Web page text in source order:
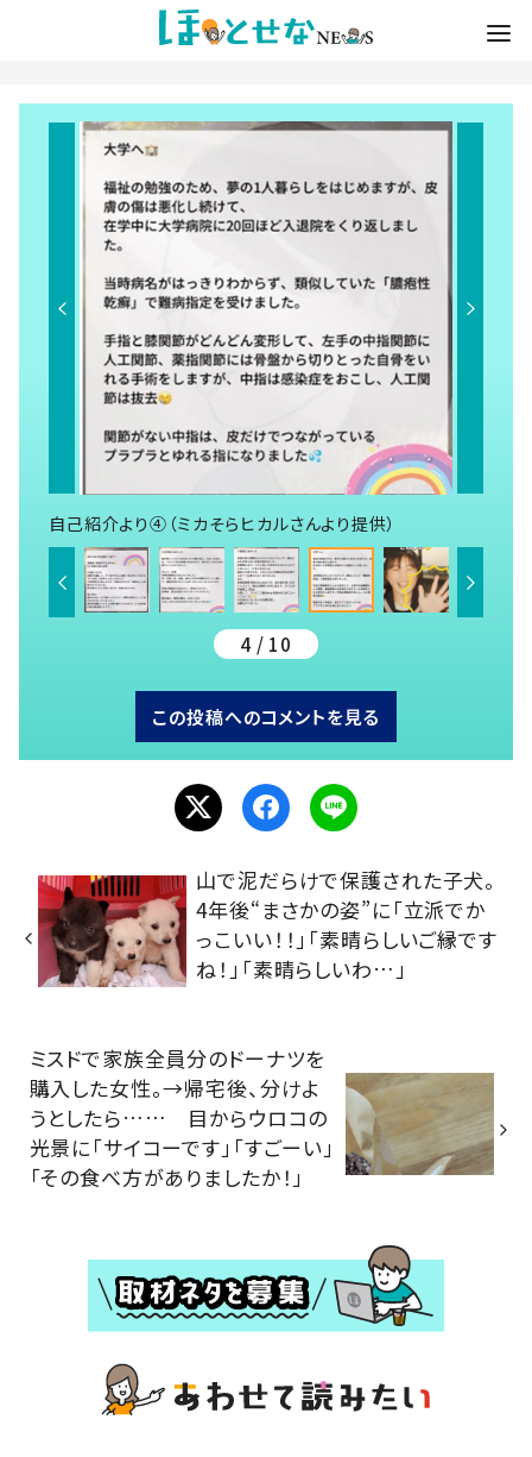
自己紹介より④（ミカそらヒカルさんより提供）
4 / 10
この投稿へのコメントを見る
山で泥だらけで保護された子犬。
4年後“まさかの姿”に「立派でか
っこいい！！」「素晴らしいご縁です
ね！」「素晴らしいわ…」
ミスドで家族全員分のドーナツを
購入した女性。→帰宅後、分けよ
うとしたら…… 目からウロコの
光景に「サイコーです」「すごーい」
「その食べ方がありましたか！」